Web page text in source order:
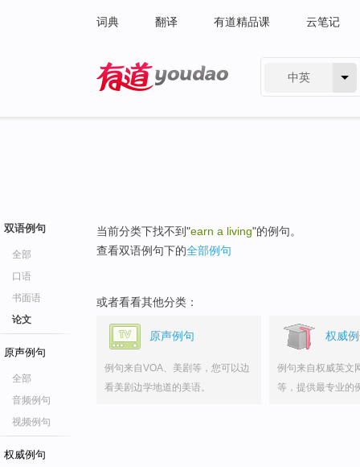
词典 翻译 有道精品课 云笔记
中英
双语例句
全部
口语
书面语
论文
原声例句
全部
音频例句
视频例句
权威例句
当前分类下找不到"earn a living"的例句。
查看双语例句下的全部例句
或者看看其他分类：
原声例句
例句来自VOA、美剧等，您可以边
看美剧边学地道的美语。
权威
例句来自权威英文
等，提供最专业的